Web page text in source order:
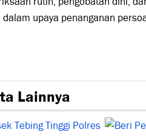
dalam upaya penanganan
Lainnya